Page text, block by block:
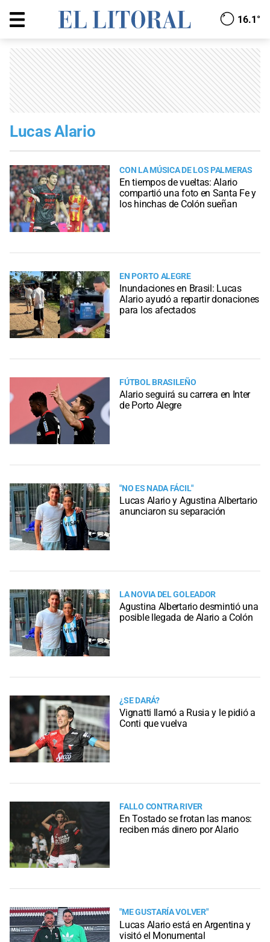
16.1°
Lucas Alario
CON LA MÚSICA DE LOS PALMERAS
En tiempos de vueltas: Alario
compartió una foto en Santa Fe y
los hinchas de Colón sueñan
EN PORTO ALEGRE
Inundaciones en Brasil: Lucas
Alario ayudó a repartir donaciones
para los afectados
FÚTBOL BRASILEÑO
Alario seguirá su carrera en Inter
de Porto Alegre
"NO ES NADA FÁCIL"
Lucas Alario y Agustina Albertario
anunciaron su separación
LA NOVIA DEL GOLEADOR
Agustina Albertario desmintió una
posible llegada de Alario a Colón
¿SE DARÁ?
Vignatti llamó a Rusia y le pidió a
Conti que vuelva
FALLO CONTRA RIVER
En Tostado se frotan las manos:
reciben más dinero por Alario
"ME GUSTARÍA VOLVER"
Lucas Alario está en Argentina y
visitó el Monumental